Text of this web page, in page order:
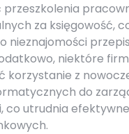
przeszkolenia
za księgowość,
nieznajomości
niektóre
korzystanie z
do
co utrudnia